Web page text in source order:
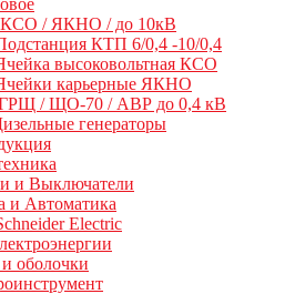
/ ЯКНО / до 10кВ
КТП 6/0,4 -10/0,4
высоковольтная КСО
карьерные ЯКНО
/ ЩО-70 / АВР до 0,4 кВ
генераторы
и Выключатели
и Автоматика
Electric
оболочки